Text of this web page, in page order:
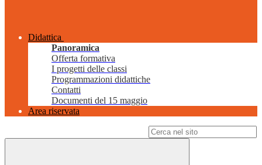
Didattica
Panoramica
Offerta formativa
I progetti delle classi
Programmazioni didattiche
Contatti
Documenti del 15 maggio
Area riservata